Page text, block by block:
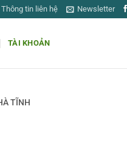
Thông tin liên hệ Newsletter
TÀI KHOẢN
TĨNH